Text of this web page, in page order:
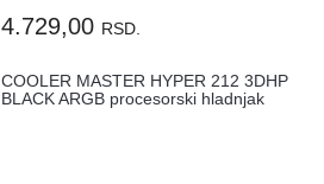
4.729,00 RSD.
COOLER MASTER HYPER 212 3DHP
BLACK ARGB procesorski hladnjak